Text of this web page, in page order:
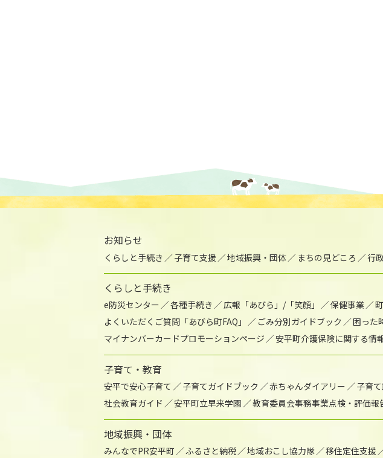
お知らせ
くらしと手続き 子育て支援 地域振興・団体 まちの見どころ 行
くらしと手続き
e防災センター 各種手続き 広報「あびら」/「笑顔」 保健事業
よくいただくご質問「あびら町FAQ」
ごみ分別ガイドブック 困った
マイナンバーカードプロモーションページ
安平町介護保険に関する情
子育て・教育
安平で安心子育て 子育てガイドブック 赤ちゃんダイアリー 子育
社会教育ガイド
安平町立早来学園 教育委員会事務事業点検・評価報
地域振興・団体
みんなでPR安平町 ふるさと納税 地域おこし協力隊 移住定住支援